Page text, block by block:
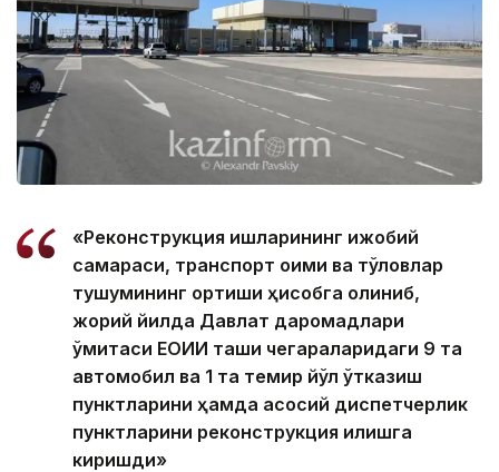
«Реконструкция ишларининг ижобий
самараси, транспорт оқими ва тўловлар
тушумининг ортиши ҳисобга олиниб,
жорий йилда Давлат даромадлари
қўмитаси ЕОИИ ташқи чегараларидаги 9 та
автомобил ва 1 та темир йўл ўтказиш
пунктларини ҳамда асосий диспетчерлик
пунктларини реконструкция қилишга
киришди»